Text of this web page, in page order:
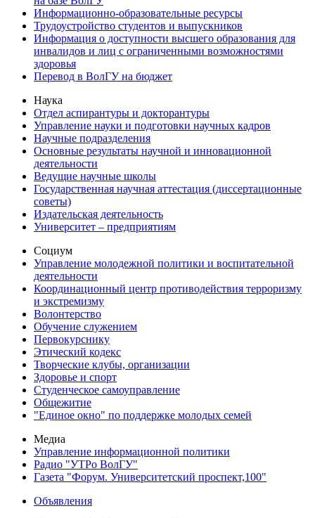
Информационно-образовательные ресурсы
Трудоустройство студентов и выпускников
Информация о доступности высшего образования для
инвалидов и лиц с ограниченными возможностями
здоровья
Перевод в ВолГУ на бюджет
Наука
Отдел аспирантуры и докторантуры
Управление науки и подготовки научных кадров
Научные подразделения
Основные результаты научной и инновационной
деятельности
Ведущие научные школы
Государственная научная аттестация (диссертационные
советы)
Издательская деятельность
Университет – предприятиям
Социум
Управление молодежной политики и воспитательной
деятельности
Координационный центр противодействия терроризму
и экстремизму
Волонтерство
Обучение служением
Первокурснику
Этический кодекс
Творческие клубы, организации
Здоровье и спорт
Студенческое самоуправление
Общежитие
"Единое окно" по поддержке молодых семей
Медиа
Управление информационной политики
Радио "УТРо ВолГУ"
Газета "Форум. Университетский проспект,100"
Объявления